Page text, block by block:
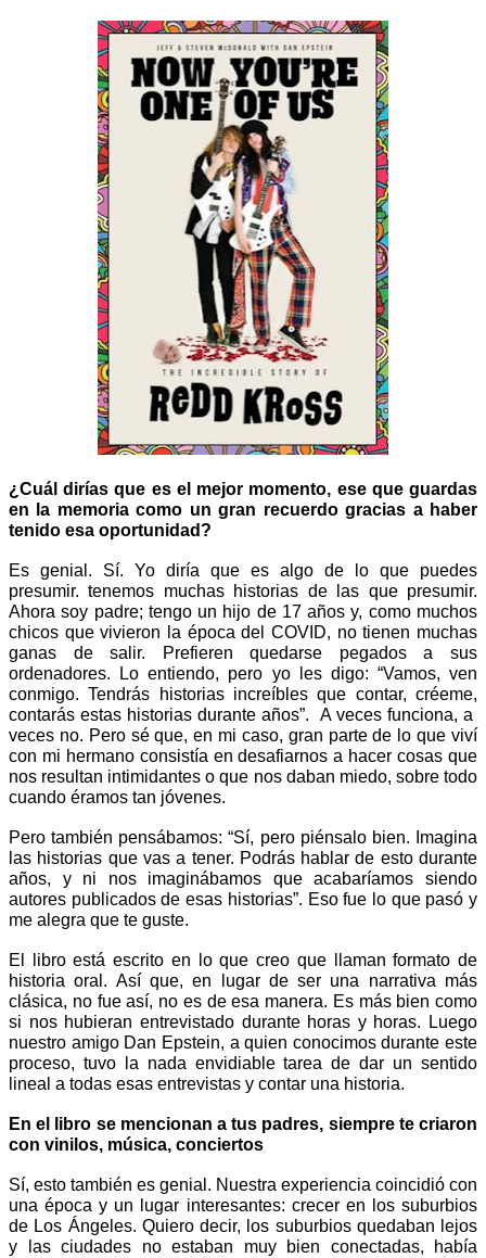
¿Cuál dirías que es el mejor momento, ese que guardas
en la memoria como un gran recuerdo gracias a haber
tenido esa oportunidad?
Es genial. Sí. Yo diría que es algo de lo que puedes
presumir. tenemos muchas historias de las que presumir.
Ahora soy padre; tengo un hijo de 17 años y, como muchos
chicos que vivieron la época del COVID, no tienen muchas
ganas de salir. Prefieren quedarse pegados a sus
ordenadores. Lo entiendo, pero yo les digo: “Vamos, ven
conmigo. Tendrás historias increíbles que contar, créeme,
contarás estas historias durante años”.  A veces funciona, a
veces no. Pero sé que, en mi caso, gran parte de lo que viví
con mi hermano consistía en desafiarnos a hacer cosas que
nos resultan intimidantes o que nos daban miedo, sobre todo
cuando éramos tan jóvenes.
Pero también pensábamos: “Sí, pero piénsalo bien. Imagina
las historias que vas a tener. Podrás hablar de esto durante
años, y ni nos imaginábamos que acabaríamos siendo
autores publicados de esas historias”. Eso fue lo que pasó y
me alegra que te guste.
El libro está escrito en lo que creo que llaman formato de
historia oral. Así que, en lugar de ser una narrativa más
clásica, no fue así, no es de esa manera. Es más bien como
si nos hubieran entrevistado durante horas y horas. Luego
nuestro amigo Dan Epstein, a quien conocimos durante este
proceso, tuvo la nada envidiable tarea de dar un sentido
lineal a todas esas entrevistas y contar una historia.
En el libro se mencionan a tus padres, siempre te criaron
con vinilos, música, conciertos
Sí, esto también es genial. Nuestra experiencia coincidió con
una época y un lugar interesantes: crecer en los suburbios
de Los Ángeles. Quiero decir, los suburbios quedaban lejos
y las ciudades no estaban muy bien conectadas, había